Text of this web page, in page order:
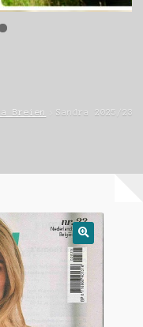
Breien Sandra 2025/23
🔍